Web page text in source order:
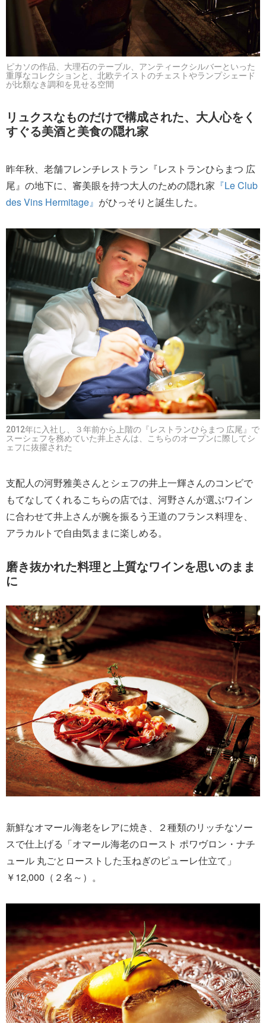
ピカソの作品、大理石のテーブル、アンティークシルバーといった
重厚なコレクションと、北欧テイストのチェストやランプシェード
が比類なき調和を見せる空間
リュクスなものだけで構成された、大人心をく
すぐる美酒と美食の隠れ家
昨年秋、老舗フレンチレストラン『レストランひらまつ 広
尾』の地下に、審美眼を持つ大人のための隠れ家 『Le Club
des Vins Hermitage』 がひっそりと誕生した。
2012年に入社し、３年前から上階の『レストランひらまつ 広尾』で
スーシェフを務めていた井上さんは、こちらのオープンに際してシ
ェフに抜擢された
支配人の河野雅美さんとシェフの井上一輝さんのコンビで
もてなしてくれるこちらの店では、河野さんが選ぶワイン
に合わせて井上さんが腕を振るう王道のフランス料理を、
アラカルトで自由気ままに楽しめる。
磨き抜かれた料理と上質なワインを思いのまま
に
新鮮なオマール海老をレアに焼き、２種類のリッチなソー
スで仕上げる「オマール海老のロースト ポワヴロン・ナチ
ュール 丸ごとローストした玉ねぎのピューレ仕立て」
￥12,000（２名～）。